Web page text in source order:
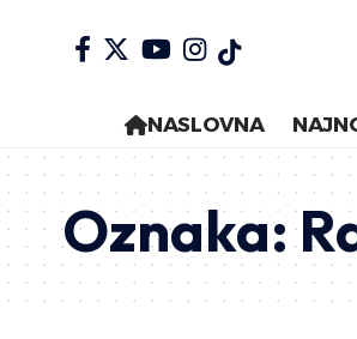
NASLOVNA
Oznaka: